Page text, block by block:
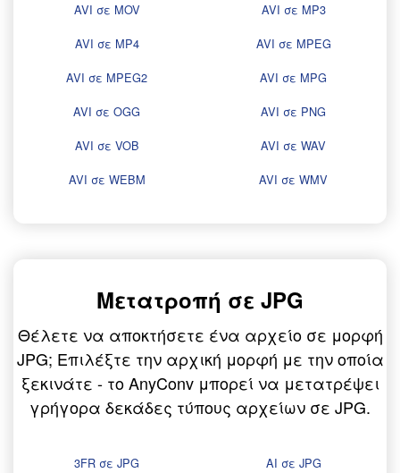
AVI σε MOV
AVI σε MP3
AVI σε MP4
AVI σε MPEG
AVI σε MPEG2
AVI σε MPG
AVI σε OGG
AVI σε PNG
AVI σε VOB
AVI σε WAV
AVI σε WEBM
AVI σε WMV
Μετατροπή σε JPG
Θέλετε να αποκτήσετε ένα αρχείο σε μορφή
JPG; Επιλέξτε την αρχική μορφή με την οποία
ξεκινάτε - το AnyConv μπορεί να μετατρέψει
γρήγορα δεκάδες τύπους αρχείων σε JPG.
3FR σε JPG
AI σε JPG